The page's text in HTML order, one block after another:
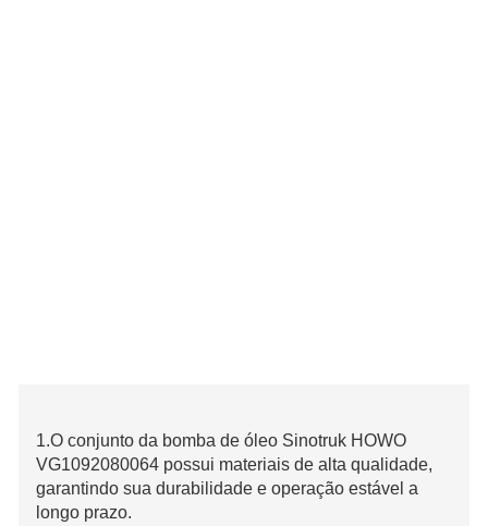
1.O conjunto da bomba de óleo Sinotruk HOWO
VG1092080064 possui materiais de alta qualidade,
garantindo sua durabilidade e operação estável a
longo prazo.